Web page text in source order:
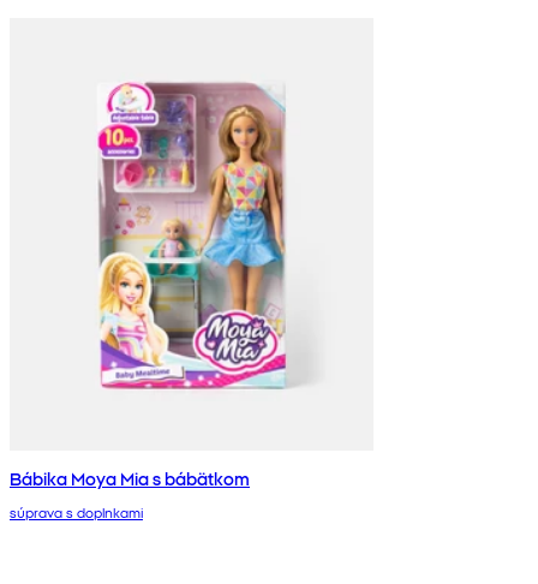
Bábika Moya Mia s bábätkom
súprava s doplnkami